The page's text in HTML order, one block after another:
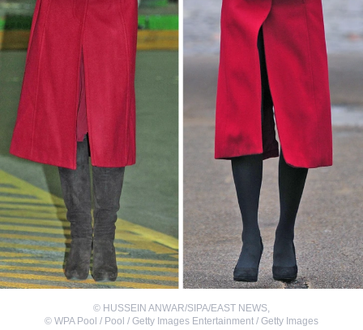
© HUSSEIN ANWAR/SIPA/EAST NEWS,
© WPA Pool / Pool / Getty Images Entertainment / Getty Images